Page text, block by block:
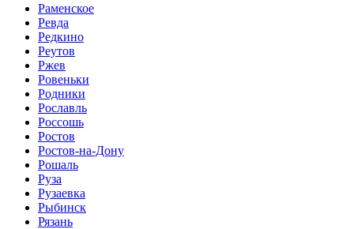
Раменское
Ревда
Редкино
Реутов
Ржев
Ровеньки
Родники
Рославль
Россошь
Ростов
Ростов-на-Дону
Рошаль
Руза
Рузаевка
Рыбинск
Рязань